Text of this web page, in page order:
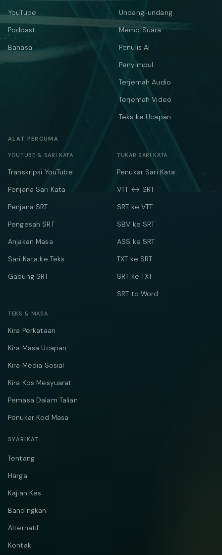
YouTube
Podcast
Bahasa
Undang-undang
Memo Suara
Penulis AI
Penyimpul
Terjemah Audio
Terjemah Video
Teks ke Ucapan
ALAT PERCUMA
YOUTUBE & SARI KATA
Transkripsi YouTube
Penjana Sari Kata
Penjana SRT
Pengesah SRT
Anjakan Masa
Sari Kata ke Teks
Gabung SRT
TUKAR SARI KATA
Penukar Sari Kata
VTT ↔ SRT
SRT ke VTT
SBV ke SRT
ASS ke SRT
TXT ke SRT
SRT ke TXT
SRT to Word
TEKS & MASA
Kira Perkataan
Kira Masa Ucapan
Kira Media Sosial
Kira Kos Mesyuarat
Pemasa Dalam Talian
Penukar Kod Masa
SYARIKAT
Tentang
Harga
Kajian Kes
Bandingkan
Alternatif
Kontak